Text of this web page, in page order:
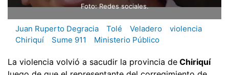
Foto: Redes sociales.
Juan Ruperto Degracia Tolé Veladero
violencia
Chiriquí
Sume 911 Ministerio Público
La violencia volvió a sacudir la provincia de Chiriquí